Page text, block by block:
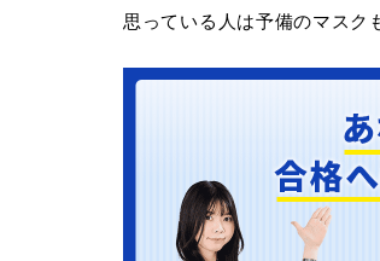
思っている人は予備のマスク